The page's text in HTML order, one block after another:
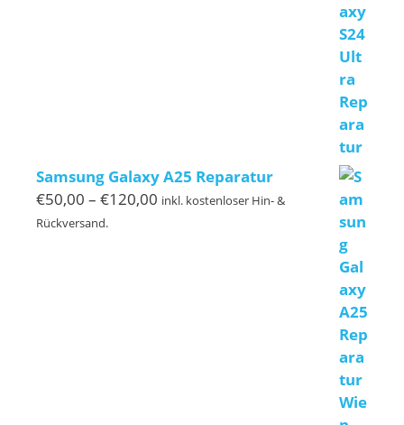
Samsung Galaxy A25 Reparatur
€50,00 – €120,00 Preisspanne:
inkl. kostenloser Hin- &
Rückversand.